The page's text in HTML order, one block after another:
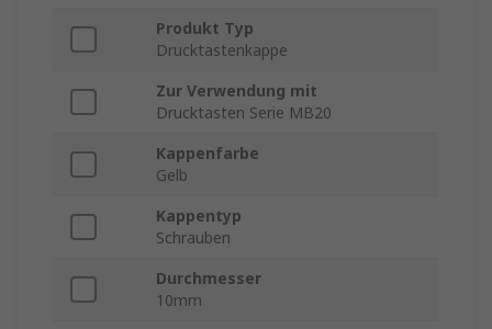
Produkt Typ
Drucktastenkappe
Zur Verwendung mit
Drucktasten Serie MB20
Kappenfarbe
Gelb
Kappentyp
Schrauben
Durchmesser
10mm